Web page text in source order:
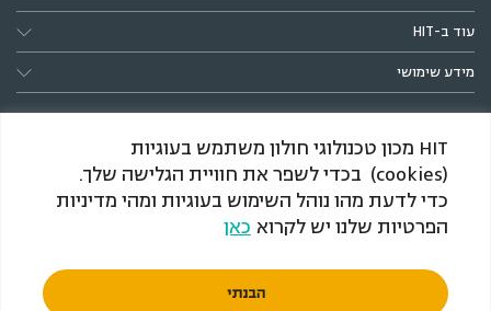
HIT מכון טכנולוגי חולון משתמש בעוגיות
(cookies) בכדי לשפר את חוויית הגלישה שלך.
כדי לדעת מהו נוהל השימוש בעוגיות ומהי מדיניות
הפרטיות שלנו יש לקרוא כאן
הבנתי
עוד ב-HIT
מידע שימושי
חדשות